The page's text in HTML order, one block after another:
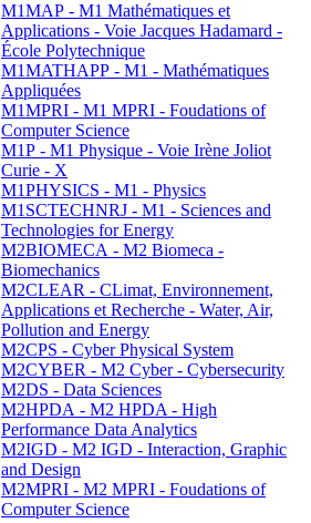
M1MAP - M1 Mathématiques et
Applications - Voie Jacques Hadamard -
École Polytechnique
M1MATHAPP - M1 - Mathématiques
Appliquées
M1MPRI - M1 MPRI - Foudations of
Computer Science
M1P - M1 Physique - Voie Irène Joliot
Curie - X
M1PHYSICS - M1 - Physics
M1SCTECHNRJ - M1 - Sciences and
Technologies for Energy
M2BIOMECA - M2 Biomeca -
Biomechanics
M2CLEAR - CLimat, Environnement,
Applications et Recherche - Water, Air,
Pollution and Energy
M2CPS - Cyber Physical System
M2CYBER - M2 Cyber - Cybersecurity
M2DS - Data Sciences
M2HPDA - M2 HPDA - High
Performance Data Analytics
M2IGD - M2 IGD - Interaction, Graphic
and Design
M2MPRI - M2 MPRI - Foudations of
Computer Science